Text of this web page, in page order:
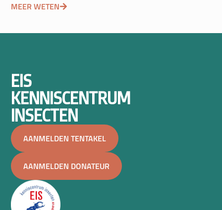
MEER WETEN
EIS
KENNISCENTRUM
INSECTEN
AANMELDEN TENTAKEL
AANMELDEN DONATEUR